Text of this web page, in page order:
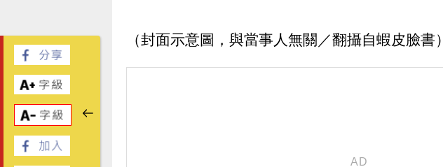
（封面示意圖，與當事人無關／翻攝自蝦皮臉書）